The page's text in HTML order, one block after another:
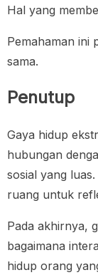
Hal yang
Pemahaman ini
sama.
Penutup
Gaya hidup
hubungan
sosial yang
ruang untuk
Pada akhirnya,
bagaimana
hidup orang